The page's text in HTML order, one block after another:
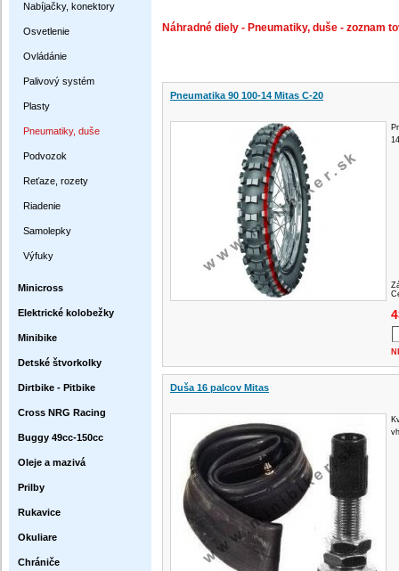
Nabíjačky, konektory
Osvetlenie
Ovládánie
Palivový systém
Plasty
Pneumatiky, duše
Podvozok
Reťaze, rozety
Riadenie
Samolepky
Výfuky
Minicross
Elektrické kolobežky
Minibike
Detské štvorkolky
Dirtbike - Pitbike
Cross NRG Racing
Buggy 49cc-150cc
Oleje a mazivá
Prilby
Rukavice
Okuliare
Chrániče
Náhradné diely - Pneumatiky, duše - zoznam
Pneumatika 90 100-14 Mitas C-20
14
Duša 16 palcov Mitas